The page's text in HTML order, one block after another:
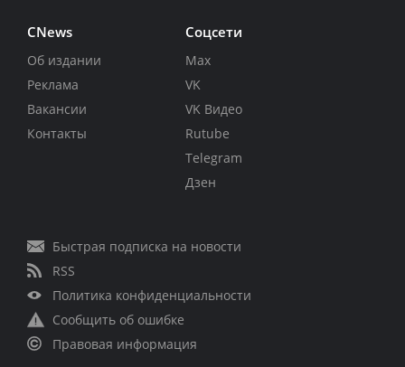
CNews
Об издании
Реклама
Вакансии
Контакты
Соцсети
Max
VK
VK Видео
Rutube
Telegram
Дзен
Быстрая подписка на новости
RSS
Политика конфиденциальности
Сообщить об ошибке
Правовая информация